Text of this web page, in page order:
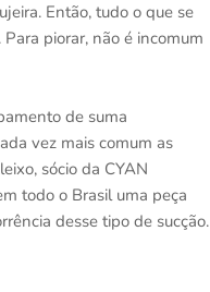
Então, tudo o que se
piorar, não é incomum
de suma
vez mais comum as
sócio da CYAN
todo o Brasil uma peça
desse tipo de sucção.